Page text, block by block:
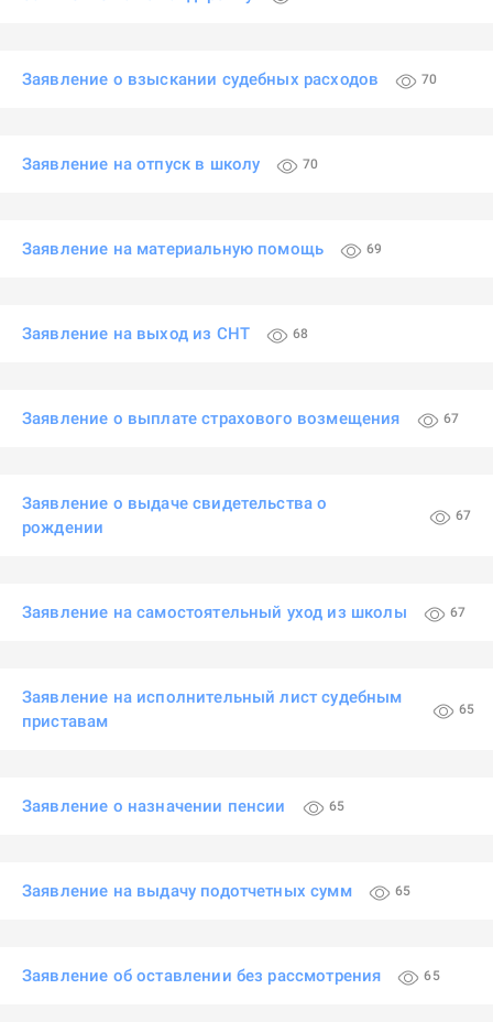
Заявление о взыскании судебных расходов 70
Заявление на отпуск в школу 70
Заявление на материальную помощь 69
Заявление на выход из СНТ 68
Заявление о выплате страхового возмещения 67
Заявление о выдаче свидетельства о
рождении
67
Заявление на самостоятельный уход из школы 67
Заявление на исполнительный лист судебным
приставам
65
Заявление о назначении пенсии 65
Заявление на выдачу подотчетных сумм 65
Заявление об оставлении без рассмотрения 65